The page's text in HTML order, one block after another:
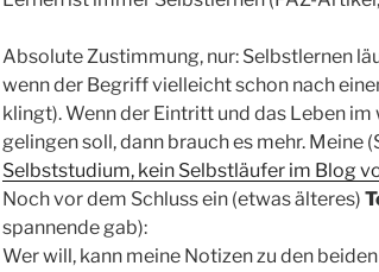
Absolute Zustimmung, nur: Selbstlernen
wenn der Begriff vielleicht schon nach
klingt). Wenn der Eintritt und das Leben
gelingen soll, dann brauch es mehr. Meine
Selbststudium, kein Selbstläufer im Blog
Noch vor dem Schluss ein (etwas älteres)
spannende gab):
Wer will, kann meine Notizen zu den